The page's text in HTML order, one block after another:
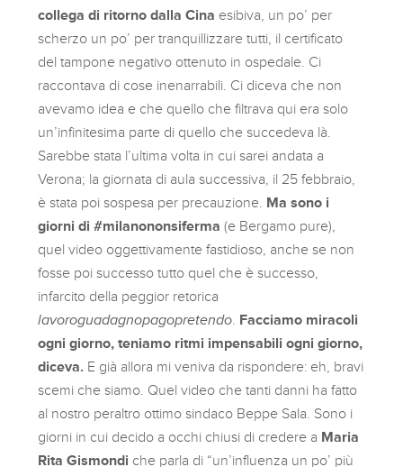
collega di ritorno dalla Cina esibiva, un po’ per
scherzo un po’ per tranquillizzare tutti, il certificato
del tampone negativo ottenuto in ospedale. Ci
raccontava di cose inenarrabili. Ci diceva che non
avevamo idea e che quello che filtrava qui era solo
un’infinitesima parte di quello che succedeva là.
Sarebbe stata l’ultima volta in cui sarei andata a
Verona; la giornata di aula successiva, il 25 febbraio,
è stata poi sospesa per precauzione. Ma sono i
giorni di #milanononsiferma(e Bergamo pure),
quel video oggettivamente fastidioso, anche se non
fosse poi successo tutto quel che è successo,
infarcito della peggior retorica
lavoroguadagnopagopretendo Facciamo miracoli
ogni giorno, teniamo ritmi impensabili ogni giorno,
diceva. E già allora mi veniva da rispondere: eh, bravi
scemi che siamo. Quel video che tanti danni ha fatto
al nostro peraltro ottimo sindaco Beppe Sala. Sono i
giorni in cui decido a occhi chiusi di credere a Maria
Rita Gismondi che parla di “un’influenza un po’ più